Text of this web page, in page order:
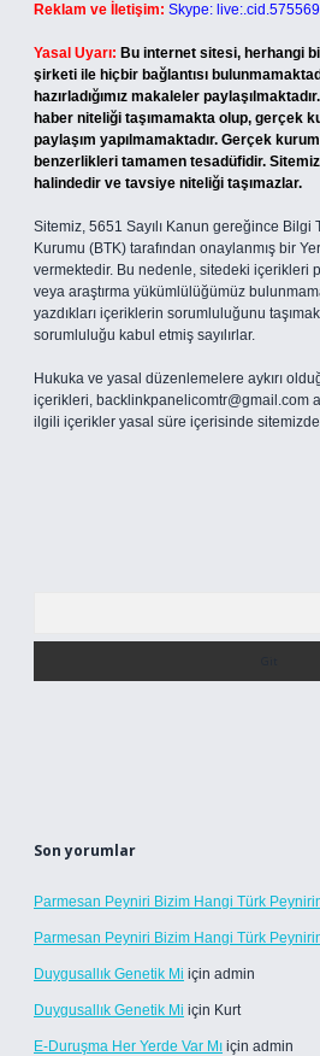
Reklam ve İletişim: Skype:
Yasal Uyarı: Bu internet sitesi, herhangi
şirketi ile hiçbir bağlantısı
hazırladığımız makaleler
haber niteliği taşımamakta olup, gerçek
paylaşım yapılmamaktadır. Gerçek
benzerlikleri tamamen tesadüfidir.
halindedir ve tavsiye niteliği taşımazlar.
Sitemiz, 5651 Sayılı Kanun gereğince Bilgi
Kurumu (BTK) tarafından onaylanmış bir
vermektedir. Bu nedenle, sitedeki içerikleri
veya araştırma yükümlülüğümüz
yazdıkları içeriklerin sorumluluğunu
sorumluluğu kabul etmiş sayılırlar.
Hukuka ve yasal düzenlemelere aykırı
içerikleri, backlinkpanelicomtr@gmail.com
ilgili içerikler yasal süre içerisinde
Son yorumlar
Parmesan Peyniri Bizim Hangi Türk
Parmesan Peyniri Bizim Hangi Türk
Duygusallık Genetik Mi için admin
Duygusallık Genetik Mi için Kurt
E-Duruşma Her Yerde Var Mı için admin